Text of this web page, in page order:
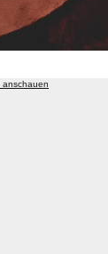
anschauen